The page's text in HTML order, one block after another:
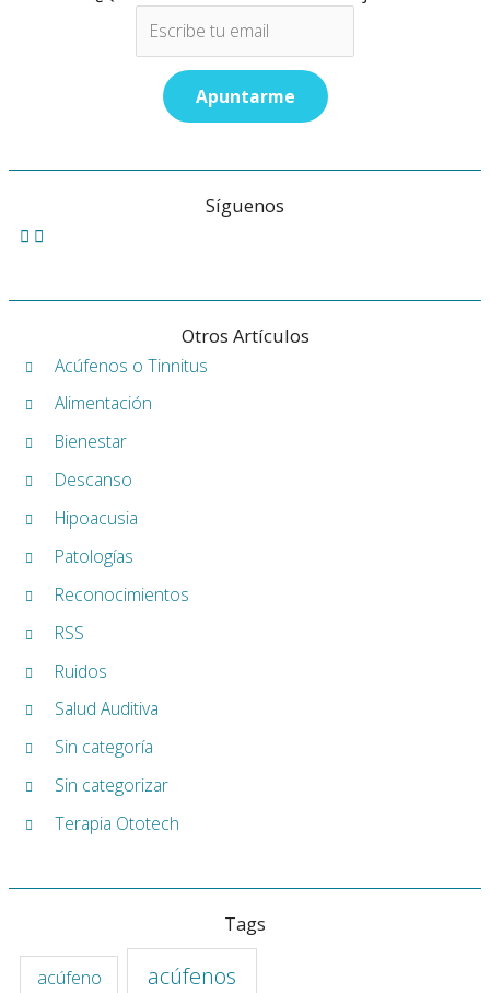
Síguenos
Otros Artículos
Acúfenos o Tinnitus
Alimentación
Bienestar
Descanso
Hipoacusia
Patologías
Reconocimientos
RSS
Ruidos
Salud Auditiva
Sin categoría
Sin categorizar
Terapia Ototech
Tags
acúfeno acúfenos